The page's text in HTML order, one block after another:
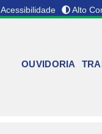
Acessibilidade Alto
OUVIDORIA